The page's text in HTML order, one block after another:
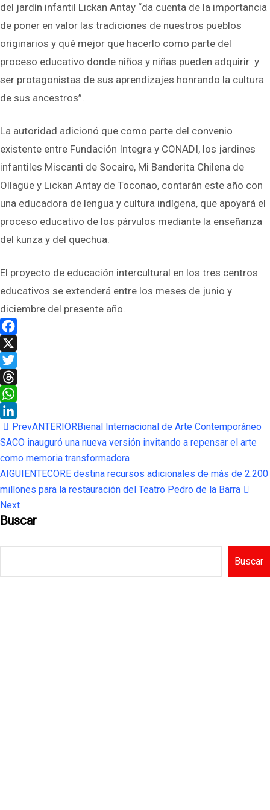
del jardín infantil Lickan Antay “da cuenta de la importancia
de poner en valor las tradiciones de nuestros pueblos
originarios y qué mejor que hacerlo como parte del
proceso educativo donde niños y niñas pueden adquirir y
ser protagonistas de sus aprendizajes honrando la cultura
de sus ancestros”.
La autoridad adicionó que como parte del convenio
existente entre Fundación Integra y CONADI, los jardines
infantiles Miscanti de Socaire, Mi Banderita Chilena de
Ollagüe y Lickan Antay de Toconao, contarán este año con
una educadora de lengua y cultura indígena, que apoyará el
proceso educativo de los párvulos mediante la enseñanza
del kunza y del quechua.
El proyecto de educación intercultural en los tres centros
educativos se extenderá entre los meses de junio y
diciembre del presente año.
Facebook
X
Twitter
Threads
WhatsApp
LinkedIn
PrevANTERIORBienal Internacional de Arte Contemporáneo
SACO inauguró una nueva versión invitando a repensar el arte
como memoria transformadora
AIGUIENTECORE destina recursos adicionales de más de 2.200
millones para la restauración del Teatro Pedro de la Barra
Next
Buscar
Buscar